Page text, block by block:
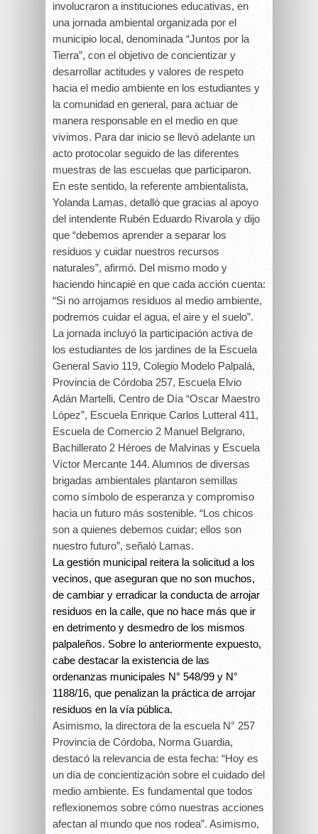
involucraron a instituciones educativas, en
una jornada ambiental organizada por el
municipio local, denominada “Juntos por la
Tierra”, con el objetivo de concientizar y
desarrollar actitudes y valores de respeto
hacia el medio ambiente en los estudiantes y
la comunidad en general, para actuar de
manera responsable en el medio en que
vivimos. Para dar inicio se llevó adelante un
acto protocolar seguido de las diferentes
muestras de las escuelas que participaron.
En este sentido, la referente ambientalista,
Yolanda Lamas, detalló que gracias al apoyo
del intendente Rubén Eduardo Rivarola y dijo
que “debemos aprender a separar los
residuos y cuidar nuestros recursos
naturales”, afirmó. Del mismo modo y
haciendo hincapié en que cada acción cuenta:
“Si no arrojamos residuos al medio ambiente,
podremos cuidar el agua, el aire y el suelo”.
La jornada incluyó la participación activa de
los estudiantes de los jardines de la Escuela
General Savio 119, Colegio Modelo Palpalá,
Provincia de Córdoba 257, Escuela Elvio
Adán Martelli, Centro de Día “Oscar Maestro
López”, Escuela Enrique Carlos Lutteral 411,
Escuela de Comercio 2 Manuel Belgrano,
Bachillerato 2 Héroes de Malvinas y Escuela
Víctor Mercante 144. Alumnos de diversas
brigadas ambientales plantaron semillas
como símbolo de esperanza y compromiso
hacia un futuro más sostenible. “Los chicos
son a quienes debemos cuidar; ellos son
nuestro futuro”, señaló Lamas.
La gestión municipal reitera la solicitud a los
vecinos, que aseguran que no son muchos,
de cambiar y erradicar la conducta de arrojar
residuos en la calle, que no hace más que ir
en detrimento y desmedro de los mismos
palpaleños. Sobre lo anteriormente expuesto,
cabe destacar la existencia de las
ordenanzas municipales N° 548/99 y N°
1188/16, que penalizan la práctica de arrojar
residuos en la vía pública.
Asimismo, la directora de la escuela N° 257
Provincia de Córdoba, Norma Guardia,
destacó la relevancia de esta fecha: “Hoy es
un día de concientización sobre el cuidado del
medio ambiente. Es fundamental que todos
reflexionemos sobre cómo nuestras acciones
afectan al mundo que nos rodea”. Asimismo,